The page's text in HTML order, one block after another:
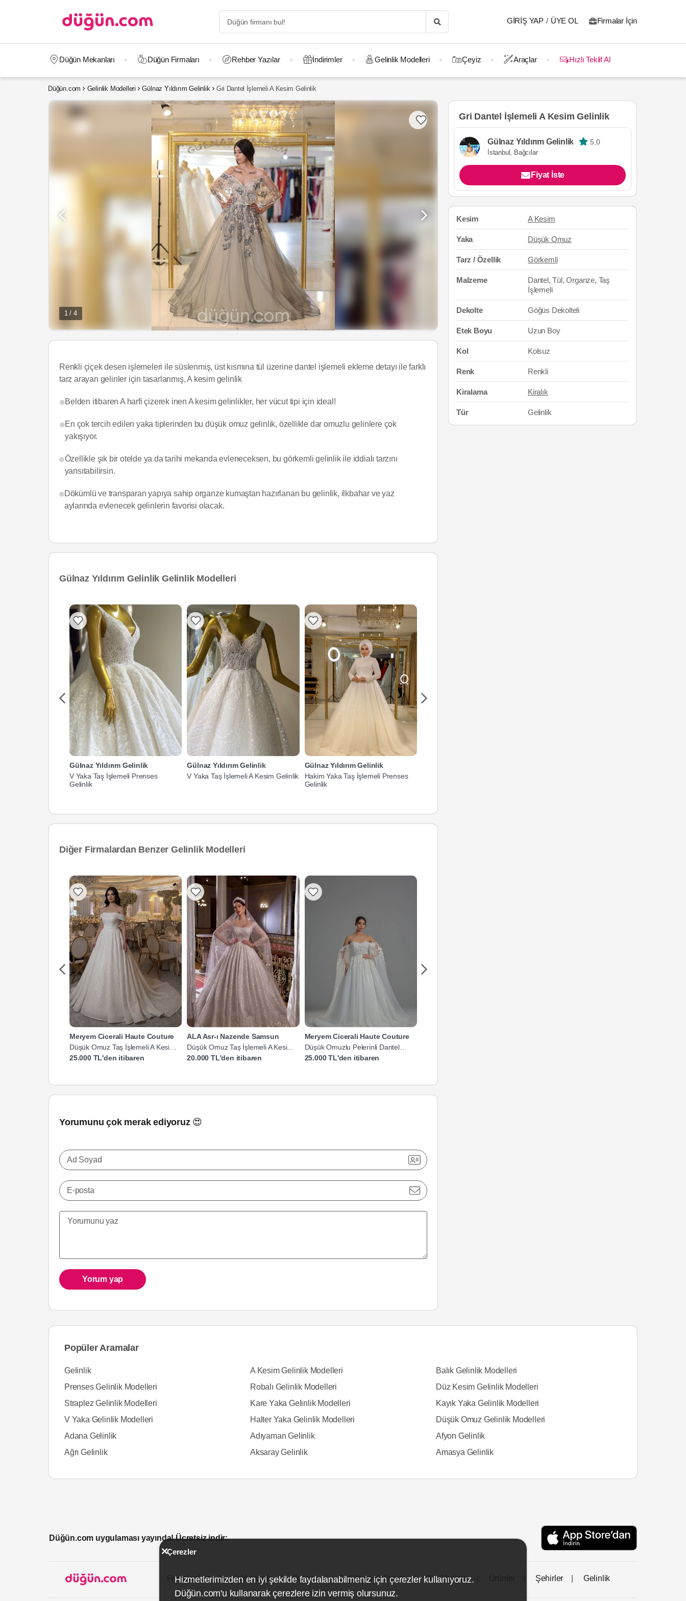
GIRIŞ YAP / ÜYE OL Firmalar İçin
Düğün Mekanları Düğün Firmaları Rehber Yazılar İndirimler Gelinlik Modelleri Çeyiz Araçlar Hızlı Teklif Al
Düğün.com Gelinlik Modelleri Gülnaz Yıldırım Gelinlik Gri Dantel İşlemeli A Kesim Gelinlik
1 / 4
Renkli çiçek desen işlemeleri ile süslenmiş, üst kısmına tül üzerine dantel işlemeli ekleme detayı ile farklı
tarz arayan gelinler için tasarlanmış, A kesim gelinlik
Belden itibaren A harfi çizerek inen A kesim gelinlikler, her vücut tipi için ideal!
En çok tercih edilen yaka tiplerinden bu düşük omuz gelinlik, özellikle dar omuzlu gelinlere çok
yakışıyor.
Özellikle şık bir otelde ya da tarihi mekanda evleneceksen, bu görkemli gelinlik ile iddialı tarzını
yansıtabilirsin.
Dökümlü ve transparan yapıya sahip organze kumaştan hazırlanan bu gelinlik, ilkbahar ve yaz
aylarında evlenecek gelinlerin favorisi olacak.
Gülnaz Yıldırım Gelinlik Gelinlik Modelleri
Gülnaz Yıldırım Gelinlik
V Yaka Taş İşlemeli Prenses
Gelinlik
Gülnaz Yıldırım Gelinlik
V Yaka Taş İşlemeli A Kesim Gelinlik
Gülnaz Yıldırım Gelinlik
Hakim Yaka Taş İşlemeli Prenses
Gelinlik
Diğer Firmalardan Benzer Gelinlik Modelleri
Meryem Cicerali Haute Couture
Düşük Omuz Taş İşlemeli A Kesim
Gelinlik
25.000 TL'den itibaren
ALA Asr-ı Nazende Samsun
Düşük Omuz Taş İşlemeli A Kesim
Gelinlik
20.000 TL'den itibaren
Meryem Cicerali Haute Couture
Düşük Omuzlu Pelerinli Dantel
Gelinlik
25.000 TL'den itibaren
Yorumunu çok merak ediyoruz 😍
Ad Soyad
E-posta
Yorum yap
Gri Dantel İşlemeli A Kesim Gelinlik
Gülnaz Yıldırım Gelinlik 5,0
İstanbul, Bağcılar
Fiyat İste
Kesim A Kesim
Yaka Düşük Omuz
Tarz / Özellik Görkemli
Malzeme
Dantel, Tül, Organze, Taş
İşlemeli
Dekolte Göğüs Dekolteli
Etek Boyu Uzun Boy
Kol Kolsuz
Renk Renkli
Kiralama Kiralık
Tür Gelinlik
Popüler Aramalar
Gelinlik A Kesim Gelinlik Modelleri
Balık Gelinlik Modelleri
Prenses Gelinlik Modelleri
Robalı Gelinlik Modelleri
Düz Kesim Gelinlik Modelleri
Straplez Gelinlik Modelleri
Kare Yaka Gelinlik Modelleri
Kayık Yaka Gelinlik Modelleri
V Yaka Gelinlik Modelleri
Halter Yaka Gelinlik Modelleri
Düşük Omuz Gelinlik Modelleri
Adana Gelinlik
Adıyaman Gelinlik
Afyon Gelinlik
Ağrı Gelinlik
Aksaray Gelinlik Amasya Gelinlik
Düğün.com uygulaması yayında! Ücretsiz indir:
Firmalar İçin Hakkımızda İletişim Gizlilik ve Kullanım Site Haritası Şehirler Gelinlik
Çerezler
Hizmetlerimizden en iyi şekilde faydalanabilmeniz için çerezler kullanıyoruz.
Düğün.com'u kullanarak çerezlere izin vermiş olursunuz.